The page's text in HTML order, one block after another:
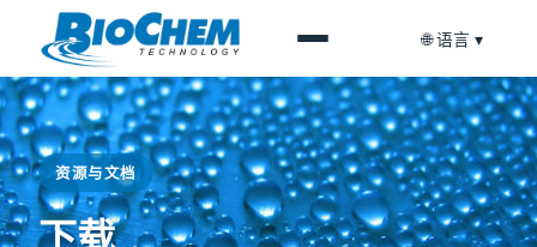
🌐 语言 ▾
资源与文档